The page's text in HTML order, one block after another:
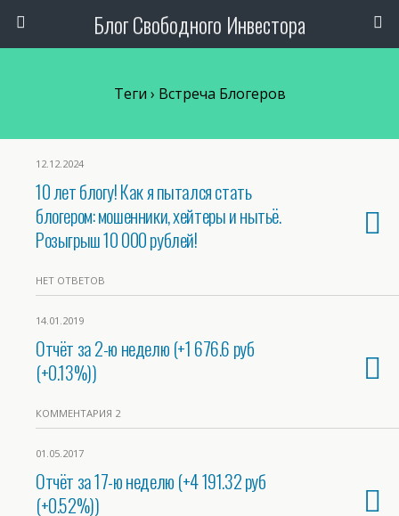
Блог Свободного Инвестора
Теги › Встреча Блогеров
12.12.2024
10 лет блогу! Как я пытался стать
блогером: мошенники, хейтеры и нытьё.
Розыгрыш 10 000 рублей!
НЕТ ОТВЕТОВ
14.01.2019
Отчёт за 2-ю неделю (+1 676.6 руб
(+0.13%))
КОММЕНТАРИЯ 2
01.05.2017
Отчёт за 17-ю неделю (+4 191.32 руб
(+0.52%))